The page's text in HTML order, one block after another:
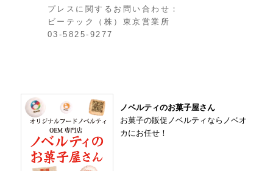
プレスに関するお問い合わせ：
ビーテック（株）東京営業所
03-5825-9277
ノベルティのお菓子屋さん
お菓子の販促ノベルティならノベオ
カにお任せ！